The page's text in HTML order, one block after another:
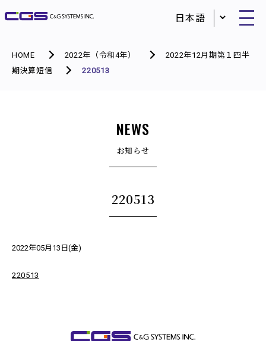
HOME 2022年（令和4年）
2022年12月期第１四半
期決算短信
220513
NEWS
お知らせ
220513
2022年05月13日(金)
220513